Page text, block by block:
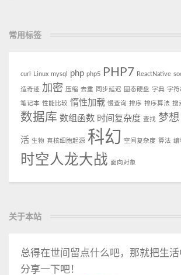
常用标签
curl Linux mysql php php5 PHP7 ReactNative
造奇迹 加密 压缩 去重 同步延迟 固态硬盘 字典 字符
笔记本 性能比较 惰性加载 慢查询 排序 排序算法 搜
数据库 数组函数 时间复杂度 查找 梦想
活 生物 真核细胞起源 科幻 空间复杂度 算法 编
时空人龙大战 面向对象
关于本站
总得在世间留点什么吧，那就把生
分享一下吧！